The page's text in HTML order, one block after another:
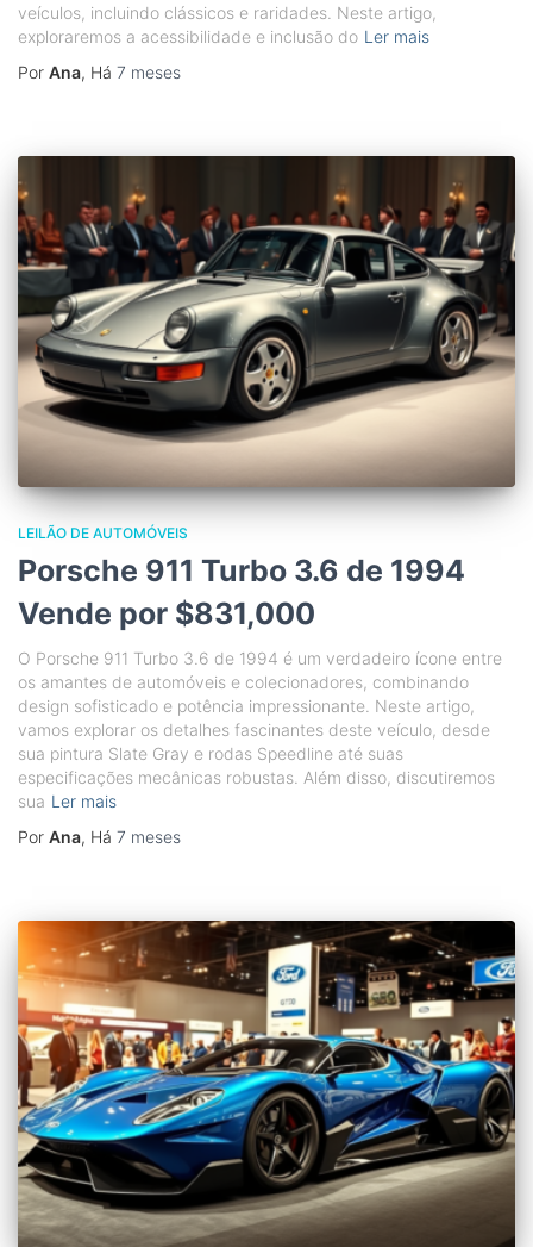
veículos, incluindo clássicos e raridades. Neste artigo,
exploraremos a acessibilidade e inclusão do Ler mais
Por Ana, Há 7 meses
LEILÃO DE AUTOMÓVEIS
Porsche 911 Turbo 3.6 de 1994
Vende por $831,000
O Porsche 911 Turbo 3.6 de 1994 é um verdadeiro ícone entre
os amantes de automóveis e colecionadores, combinando
design sofisticado e potência impressionante. Neste artigo,
vamos explorar os detalhes fascinantes deste veículo, desde
sua pintura Slate Gray e rodas Speedline até suas
especificações mecânicas robustas. Além disso, discutiremos
sua Ler mais
Por Ana, Há 7 meses